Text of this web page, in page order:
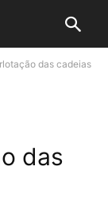
das cadeias
das